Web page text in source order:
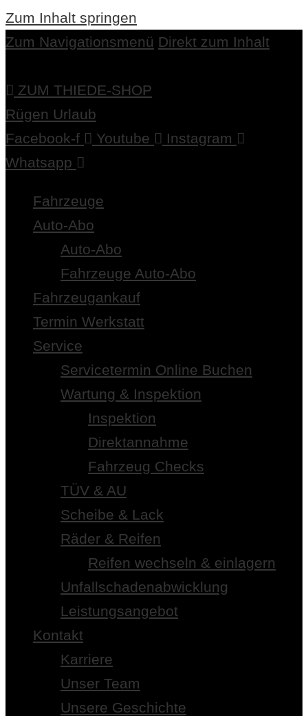
Zum Inhalt springen
Zum Navigationsmenü Direkt zum Inhalt
ZUM THIEDE-SHOP
Rügen Urlaub
Facebook-f
Youtube
Instagram
Whatsapp
Fahrzeuge
Auto-Abo
Auto-Abo
Fahrzeuge Auto-Abo
Fahrzeugankauf
Termin Werkstatt
Service
Servicetermin Online Buchen
Wartung & Inspektion
Inspektion
Direktannahme
Fahrzeug Checks
TÜV & AU
Scheibe & Lack
Räder & Reifen
Reifen wechseln & einlagern
Unfallschadenabwicklung
Leistungsangebot
Kontakt
Karriere
Unser Team
Unsere Geschichte